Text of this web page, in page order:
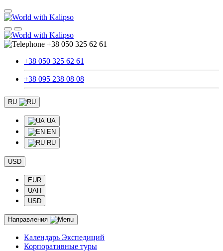
+38 050 325 62 61
+38 050 325 62 61
+38 095 238 08 08
RU
UA
EN
RU
USD
EUR
UAH
USD
Направления
Календарь Экспедиций
Корпоративные туры